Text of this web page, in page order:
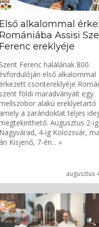
augusztus
Első alkalommal
Romániába Assisi
Ferenc ereklyéje
Szent Ferenc halálának 800.
évfordulóján első alkalommal
érkezett csontereklyéje
szent földi maradványait egy
alakú ereklyetartó
amely a zarándoklat teljes
Augusztus 2-ig
Nagyvárad, 4-ig Kolozsvár,
án Kisjenő, 7-én... »